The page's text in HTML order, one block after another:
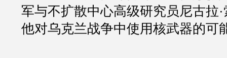
军与不扩散中心高级研究员尼古拉
他对乌克兰战争中使用核武器的可